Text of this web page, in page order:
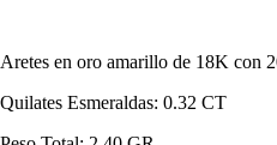
Aretes en oro amarillo de 18K con
Quilates Esmeraldas: 0.32 CT